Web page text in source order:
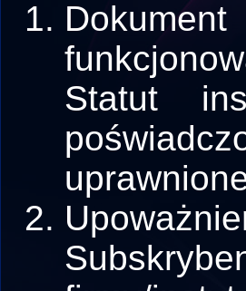
Statut